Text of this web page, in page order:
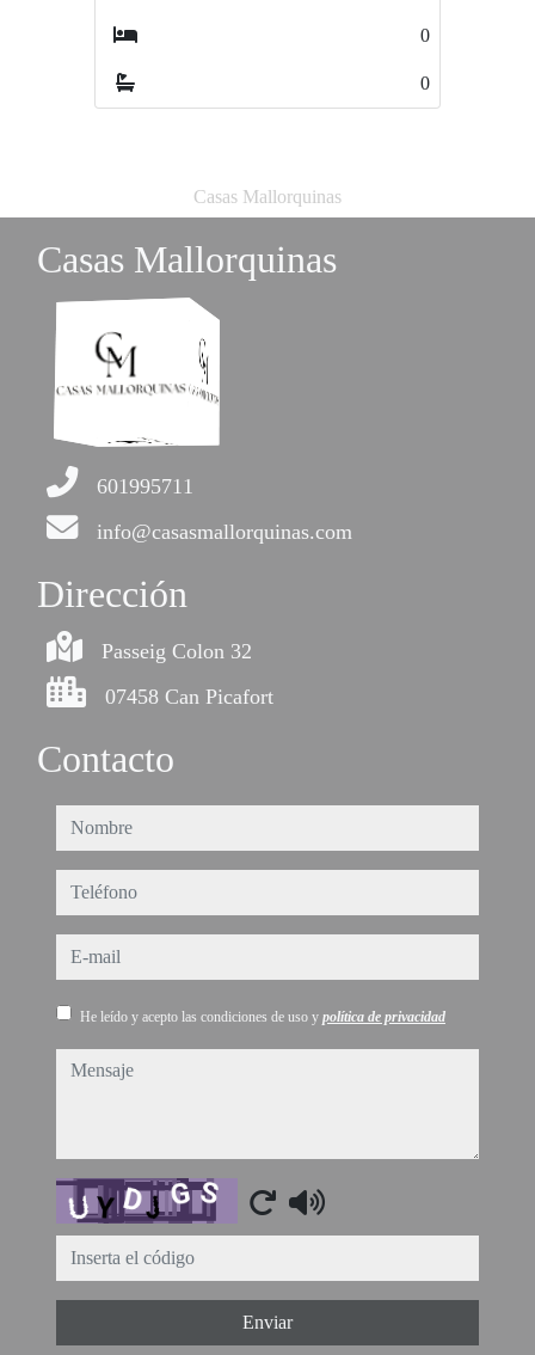
Casas Mallorquinas
Casas Mallorquinas
601995711
info@casasmallorquinas.com
Dirección
Passeig Colon 32
07458 Can Picafort
Contacto
nombre
teléfono
e-mail
He leído y acepto las condiciones de uso y política de privacidad
mensaje
Captcha
Enviar